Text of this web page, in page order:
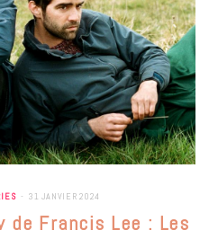
31 JANVIER 2024
de Francis Lee : Les